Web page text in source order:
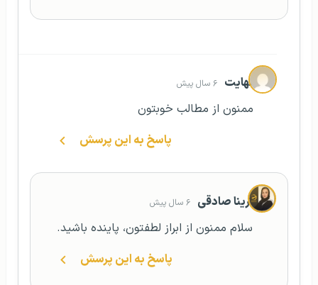
نهایت ۶ سال پیش
ممنون از مطالب خوبتون
پاسخ به این پرسش
آرینا صادقی ۶ سال پیش
سلام ممنون از ابراز لطفتون، پاینده باشید.
پاسخ به این پرسش